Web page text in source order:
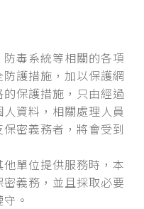
毒系統等相關的各項
護措施，加以保護網
保護措施，只由經過
資料，相關處理人員
密義務者，將會受到
單位提供服務時，本
義務，並且採取必要
。